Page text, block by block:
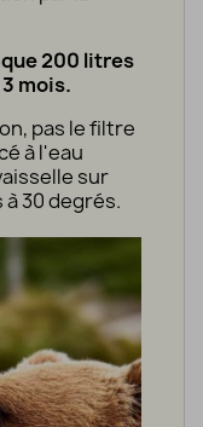
200 litres
mois.
pas le filtre
à l'eau
sur
30 degrés.